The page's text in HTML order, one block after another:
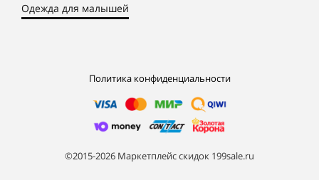
Одежда для малышей
Политика конфиденциальности
©2015-2026 Маркетплейс скидок 199sale.ru